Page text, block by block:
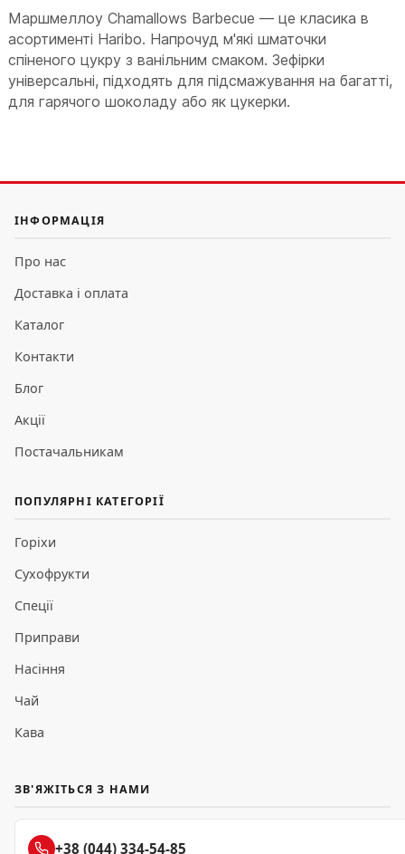
Маршмеллоу Chamallows Barbecue — це класика в
асортименті Haribo. Напрочуд м'які шматочки
спіненого цукру з ванільним смаком. Зефірки
універсальні, підходять для підсмажування на багатті,
для гарячого шоколаду або як цукерки.
ІНФОРМАЦІЯ
Про нас
Доставка і оплата
Каталог
Контакти
Блог
Акції
Постачальникам
ПОПУЛЯРНІ КАТЕГОРІЇ
Горіхи
Сухофрукти
Спеції
Приправи
Насіння
Чай
Кава
ЗВ'ЯЖІТЬСЯ З НАМИ
+38 (044) 334-54-85